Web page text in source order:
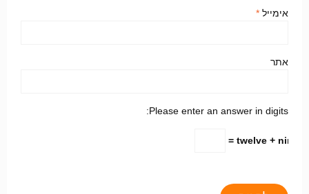
אימייל *
אתר
Please enter an answer in digits:
twelve + nine =